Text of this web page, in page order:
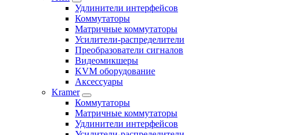
Удлинители интерфейсов
Коммутаторы
Матричные коммутаторы
Усилители-распределители
Преобразователи сигналов
Видеомикшеры
KVM оборудование
Аксессуары
Kramer
Коммутаторы
Матричные коммутаторы
Удлинители интерфейсов